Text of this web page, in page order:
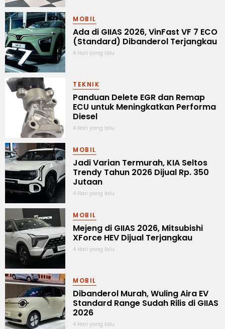
MOBIL
Ada di GIIAS 2026, VinFast VF 7 ECO
(Standard) Dibanderol Terjangkau
4 Hari yang lalu
TEKNIK
Panduan Delete EGR dan Remap
ECU untuk Meningkatkan Performa
Diesel
4 Hari yang lalu
MOBIL
Jadi Varian Termurah, KIA Seltos
Trendy Tahun 2026 Dijual Rp. 350
Jutaan
4 Hari yang lalu
MOBIL
Mejeng di GIIAS 2026, Mitsubishi
XForce HEV Dijual Terjangkau
4 Hari yang lalu
MOBIL
Dibanderol Murah, Wuling Aira EV
Standard Range Sudah Rilis di GIIAS
2026
4 Hari yang lalu